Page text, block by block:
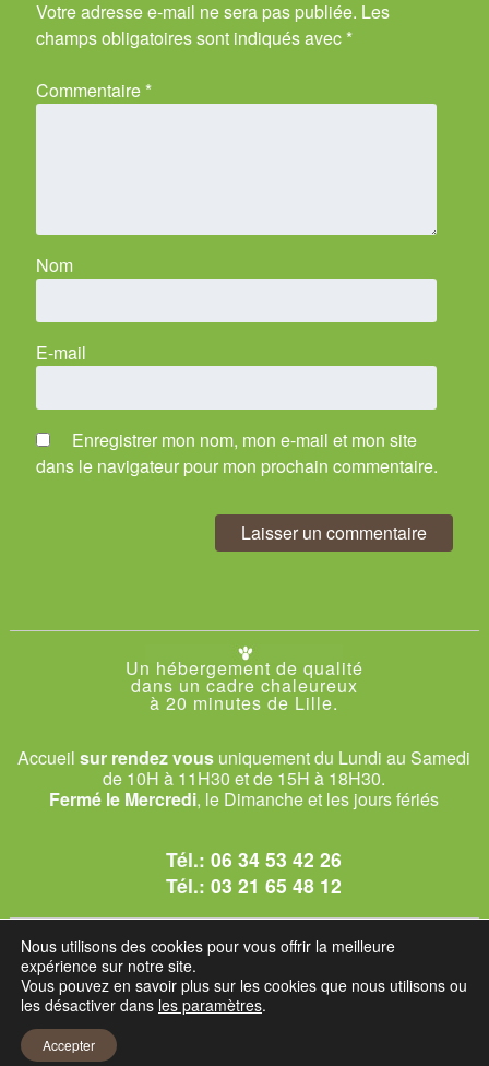
Votre adresse e-mail ne sera pas publiée. Les
champs obligatoires sont indiqués avec *
Commentaire *
Nom
E-mail
Enregistrer mon nom, mon e-mail et mon site
dans le navigateur pour mon prochain commentaire.
Un hébergement de qualité
dans un cadre chaleureux
à 20 minutes de Lille.
Accueilsur rendez vous uniquement du Lundi au Samedi
de 10H à 11H30 et de 15H à 18H30.
Fermé le Mercredi, le Dimanche et les jours fériés
Tél.:06 34 53 42 26
Tél.:03 21 65 48 12
© 2026 Le Club des Chats
1228 rue bataille - 62840 Sailly-sur-la-Lys.
Mentions légales et C.G.U
Nous utilisons des cookies pour vous offrir la meilleure
expérience sur notre site.
Vous pouvez en savoir plus sur les cookies que nous utilisons ou
les désactiver dans les paramètres.
Accepter